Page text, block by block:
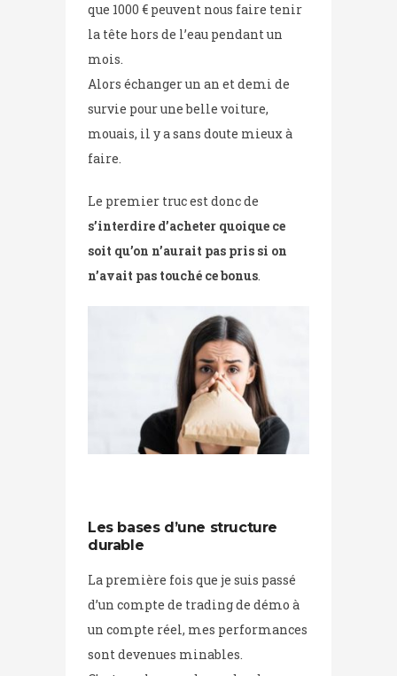
que 1000 € peuvent nous faire tenir
la tête hors de l’eau pendant un
mois.
Alors échanger un an et demi de
survie pour une belle voiture,
mouais, il y a sans doute mieux à
faire.
Le premier truc est donc de
s’interdire d’acheter quoique ce
soit qu’on n’aurait pas pris si on
n’avait pas touché ce bonus.
Les bases d’une structure
durable
La première fois que je suis passé
d’un compte de trading de démo à
un compte réel, mes performances
sont devenues minables.